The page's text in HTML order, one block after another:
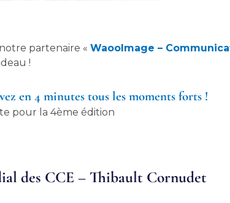
partenaire «WaooImage –
!
en 4 minutes tous les moments forts !
pour la 4ème édition
des CCE – Thibault Cornudet